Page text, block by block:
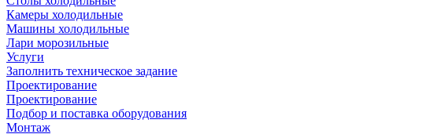
Камеры холодильные
Машины холодильные
Лари морозильные
Услуги
Заполнить техническое задание
Проектирование
Проектирование
Подбор и поставка оборудования
Монтаж